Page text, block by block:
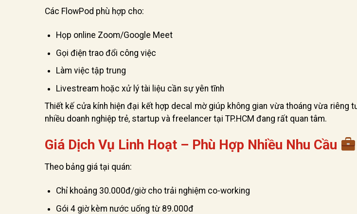
Các FlowPod phù hợp cho:
Họp online Zoom/Google Meet
Gọi điện trao đổi công việc
Làm việc tập trung
Livestream hoặc xử lý tài liệu cần sự yên tĩnh
Thiết kế cửa kính hiện đại kết hợp decal mờ giúp không gian vừa thoáng vừa riêng
nhiều doanh nghiệp trẻ, startup và freelancer tại TP.HCM đang rất quan tâm.
Giá Dịch Vụ Linh Hoạt – Phù Hợp Nhiều Nhu Cầu
Theo bảng giá tại quán:
Chỉ khoảng 30.000đ/giờ cho trải nghiệm co-working
Gói 4 giờ kèm nước uống từ 89.000đ